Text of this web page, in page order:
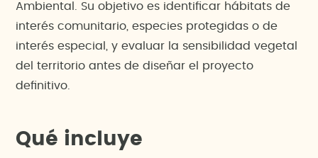
Ambiental. Su objetivo es identificar hábitats de
interés comunitario, especies protegidas o de
interés especial, y evaluar la sensibilidad vegetal
del territorio antes de diseñar el proyecto
definitivo.
Qué incluye